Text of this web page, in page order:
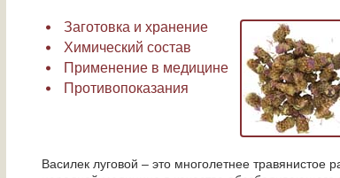
Заготовка и хранение
Химический состав
Применение в медицине
Противопоказания
Василек луговой – это многолетнее травянистое